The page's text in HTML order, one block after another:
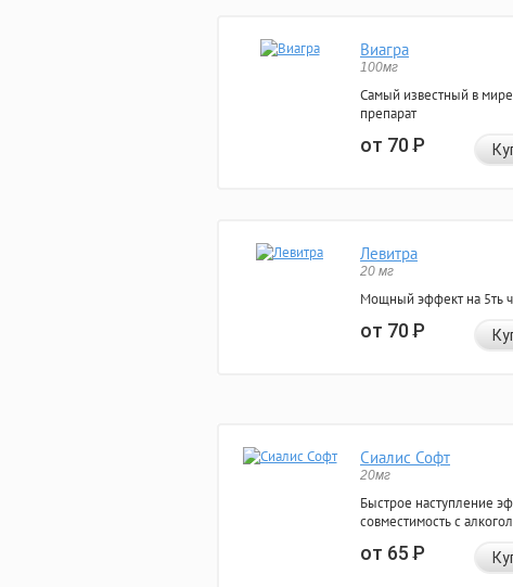
Виагра
100мг
Самый известный в мире
препарат
от 70Р
Левитра
20 мг
Мощный эффект на 5ть
от 70Р
Сиалис Софт
20мг
Быстрое наступление
совместимость с
от 65Р